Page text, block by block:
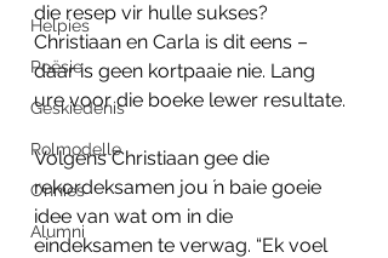
Helpies
Poësie
Geskiedenis
Rolmodelle
Onnies
Alumni
die resep vir hulle sukses?
Christiaan en Carla is dit eens –
daar is geen kortpaaie nie. Lang
ure voor die boeke lewer resultate.
Volgens Christiaan gee die
rekordeksamen jou ŉ baie goeie
idee van wat om in die
eindeksamen te verwag. “Ek voel